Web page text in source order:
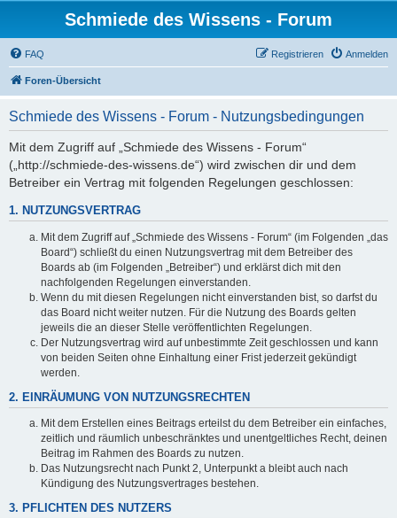
Schmiede des Wissens - Forum
FAQ Anmelden
Registrieren
Foren-Übersicht
Schmiede des Wissens - Forum - Nutzungsbedingungen
Mit dem Zugriff auf „Schmiede des Wissens - Forum“
(„http://schmiede-des-wissens.de“) wird zwischen dir und dem
Betreiber ein Vertrag mit folgenden Regelungen geschlossen:
1. NUTZUNGSVERTRAG
Mit dem Zugriff auf „Schmiede des Wissens - Forum“ (im Folgenden „das
Board“) schließt du einen Nutzungsvertrag mit dem Betreiber des
Boards ab (im Folgenden „Betreiber“) und erklärst dich mit den
nachfolgenden Regelungen einverstanden.
Wenn du mit diesen Regelungen nicht einverstanden bist, so darfst du
das Board nicht weiter nutzen. Für die Nutzung des Boards gelten
jeweils die an dieser Stelle veröffentlichten Regelungen.
Der Nutzungsvertrag wird auf unbestimmte Zeit geschlossen und kann
von beiden Seiten ohne Einhaltung einer Frist jederzeit gekündigt
werden.
2. EINRÄUMUNG VON NUTZUNGSRECHTEN
Mit dem Erstellen eines Beitrags erteilst du dem Betreiber ein einfaches,
zeitlich und räumlich unbeschränktes und unentgeltliches Recht, deinen
Beitrag im Rahmen des Boards zu nutzen.
Das Nutzungsrecht nach Punkt 2, Unterpunkt a bleibt auch nach
Kündigung des Nutzungsvertrages bestehen.
3. PFLICHTEN DES NUTZERS